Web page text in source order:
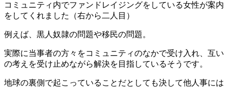
コミュニティ内でファンドレイジングをしている女性が案内
をしてくれました（右から二人目）
例えば、黒人奴隷の問題や移民の問題。
実際に当事者の方々をコミュニティのなかで受け入れ、互い
の考えを受け止めながら解決を目指しているそうです。
地球の裏側で起こっていることだとしても決して他人事には